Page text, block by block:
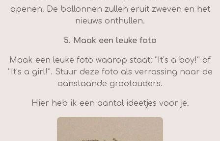
openen. De ballonnen zullen eruit zweven en het
nieuws onthullen.
5. Maak een leuke foto
Maak een leuke foto waarop staat: “It’s a boy!” of
“It’s a girl!”. Stuur deze foto als verrassing naar de
aanstaande grootouders.
Hier heb ik een aantal ideetjes voor je.